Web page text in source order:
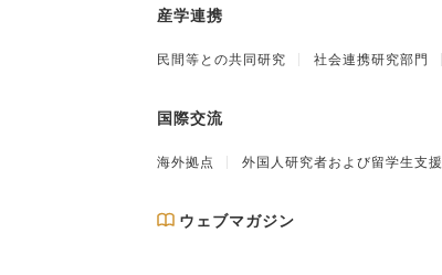
産学連携
民間等との共同研究 社会連携研究部門
国際交流
海外拠点 外国人研究者および留学生支援
ウェブマガジン